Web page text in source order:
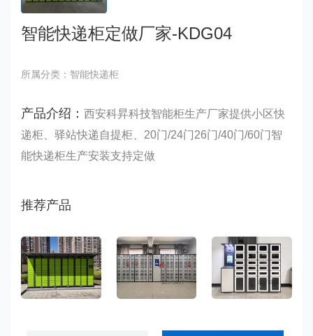
智能快递柜定做厂家-KDG04
所属分类：智能快递柜
产品介绍： 西安科昇科技智能柜生产厂家提供小区快
递柜、驿站快递自提柜、20门/24门26门/40门/60门智
能快递柜生产安装支持定做
推荐产品